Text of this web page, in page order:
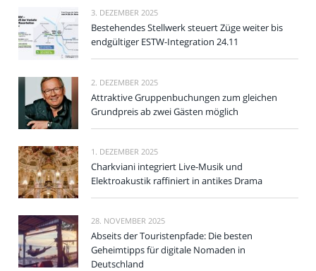
3. DEZEMBER 2025
Bestehendes Stellwerk steuert Züge weiter bis
endgültiger ESTW-Integration 24.11
2. DEZEMBER 2025
Attraktive Gruppenbuchungen zum gleichen
Grundpreis ab zwei Gästen möglich
1. DEZEMBER 2025
Charkviani integriert Live-Musik und
Elektroakustik raffiniert in antikes Drama
28. NOVEMBER 2025
Abseits der Touristenpfade: Die besten
Geheimtipps für digitale Nomaden in
Deutschland